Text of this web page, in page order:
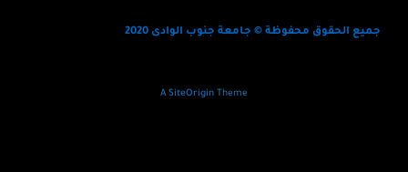
جميع الحقوق محفوظة © جامعة جنوب الوادى 2020
A SiteOrigin Theme